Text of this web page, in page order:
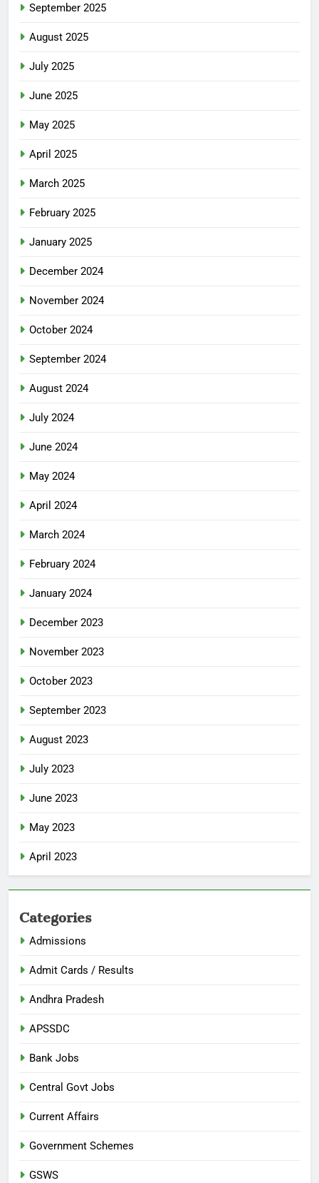
September 2025
August 2025
July 2025
June 2025
May 2025
April 2025
March 2025
February 2025
January 2025
December 2024
November 2024
October 2024
September 2024
August 2024
July 2024
June 2024
May 2024
April 2024
March 2024
February 2024
January 2024
December 2023
November 2023
October 2023
September 2023
August 2023
July 2023
June 2023
May 2023
April 2023
Categories
Admissions
Admit Cards / Results
Andhra Pradesh
APSSDC
Bank Jobs
Central Govt Jobs
Current Affairs
Government Schemes
GSWS